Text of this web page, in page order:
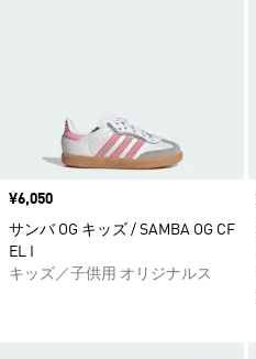
価格
¥6,050
サンバ OG キッズ / SAMBA OG CF
EL I
キッズ／子供用 オリジナルス